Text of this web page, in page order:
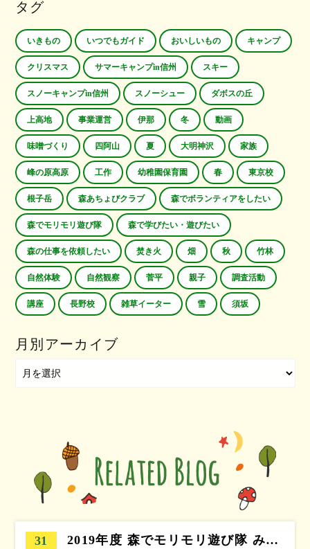
タグ
いきもの いつでもガイド おいしいもの キャンプ
クリスマス サマーキャンプin信州 スキー
スノーキャンプin信州 スノーシュー ダボスの丘
上高地 事業運営 伊那 冬 動画
味噌づくり 四阿山 夏 大明神沢 家族
峰の原高原 工作 幼稚園保育園 春 東京校
根子岳 森あちょびクラブ 森でボランティアをしたい
森でモリモリ遊び隊 森で学びたい・遊びたい
森の仕事を依頼したい 焚き火 畑 秋 竹林
自然体験 自然観察 菅平 親子 調査活動
講座 長野校 雑草イーター 雪 須坂
月別アーカイブ
31 2019年度 森でモリモリ遊び隊 み…